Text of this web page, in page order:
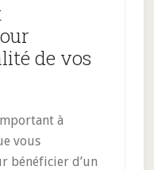
de vos
à
vous
bénéficier d’un